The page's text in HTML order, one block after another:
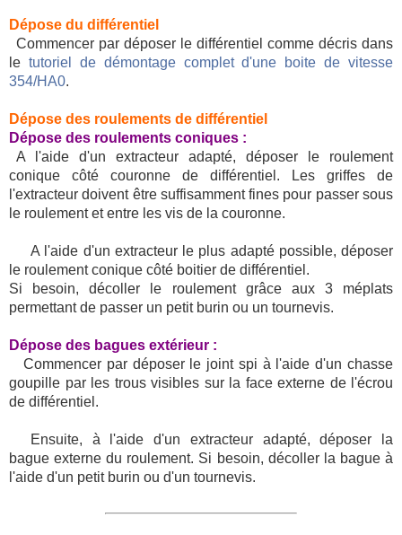
Dépose du différentiel
Commencer par déposer le différentiel comme décris dans
le tutoriel de démontage complet d'une boite de vitesse
354/HA0.
Dépose des roulements de différentiel
Dépose des roulements coniques :
A l'aide d'un extracteur adapté, déposer le roulement
conique côté couronne de différentiel. Les griffes de
l'extracteur doivent être suffisamment fines pour passer sous
le roulement et entre les vis de la couronne.
A l'aide d'un extracteur le plus adapté possible, déposer
le roulement conique côté boitier de différentiel.
Si besoin, décoller le roulement grâce aux 3 méplats
permettant de passer un petit burin ou un tournevis.
Dépose des bagues extérieur :
Commencer par déposer le joint spi à l'aide d'un chasse
goupille par les trous visibles sur la face externe de l'écrou
de différentiel.
Ensuite, à l'aide d'un extracteur adapté, déposer la
bague externe du roulement. Si besoin, décoller la bague à
l'aide d'un petit burin ou d'un tournevis.